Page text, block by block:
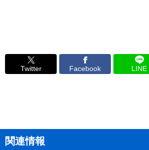
Twitter Facebook LINE
関連情報